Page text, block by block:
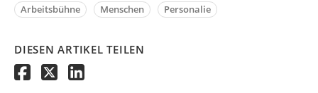
Arbeitsbühne Menschen Personalie
DIESEN ARTIKEL TEILEN